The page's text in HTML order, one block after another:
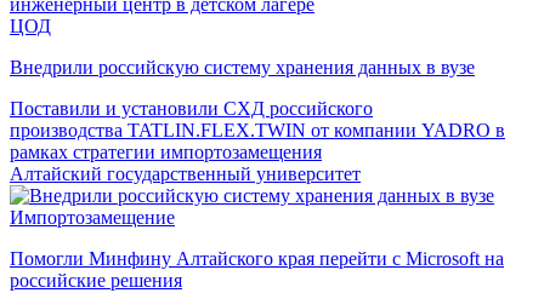
ЦОД
Внедрили российскую систему хранения данных в вузе
Поставили и установили СХД российского
производства TATLIN.FLEX.TWIN от компании YADRO в
рамках стратегии импортозамещения
Алтайский государственный университет
Импортозамещение
Помогли Минфину Алтайского края перейти с Microsoft на
российские решения